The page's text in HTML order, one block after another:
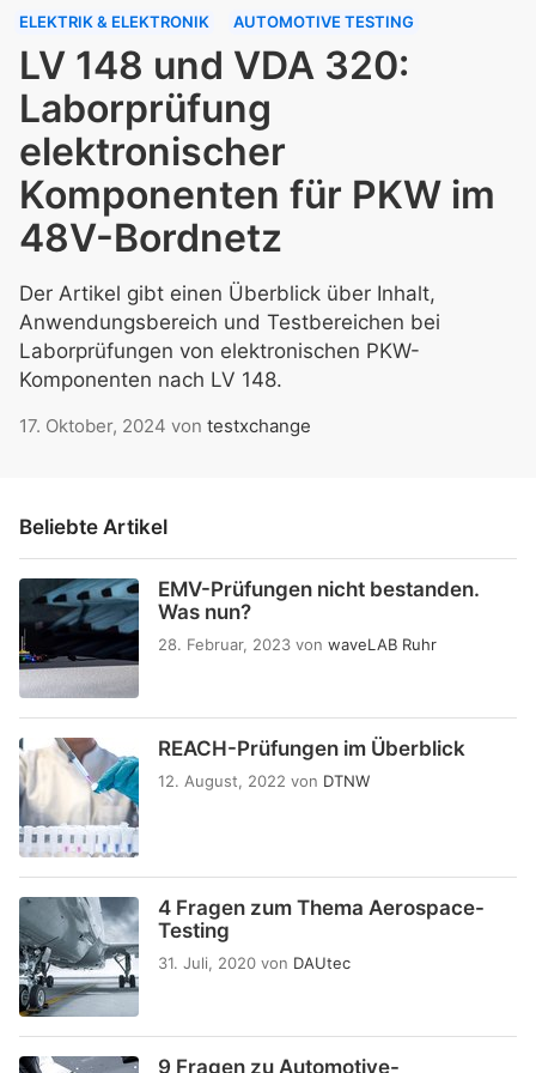
ELEKTRIK & ELEKTRONIK AUTOMOTIVE TESTING
LV 148 und VDA 320:
Laborprüfung
elektronischer
Komponenten für PKW im
48V-Bordnetz
Der Artikel gibt einen Überblick über Inhalt,
Anwendungsbereich und Testbereichen bei
Laborprüfungen von elektronischen PKW-
Komponenten nach LV 148.
17. Oktober, 2024 von testxchange
Beliebte Artikel
EMV-Prüfungen nicht bestanden.
Was nun?
28. Februar, 2023 von waveLAB Ruhr
REACH-Prüfungen im Überblick
12. August, 2022 von DTNW
4 Fragen zum Thema Aerospace-
Testing
31. Juli, 2020 von DAUtec
9 Fragen zu Automotive-